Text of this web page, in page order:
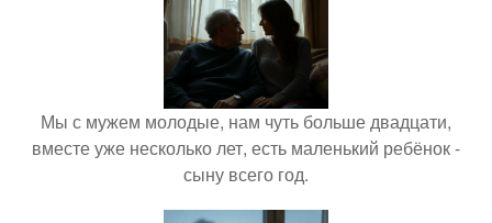
Мы с мужем молодые, нам чуть больше двадцати,
вместе уже несколько лет, есть маленький ребёнок -
сыну всего год.